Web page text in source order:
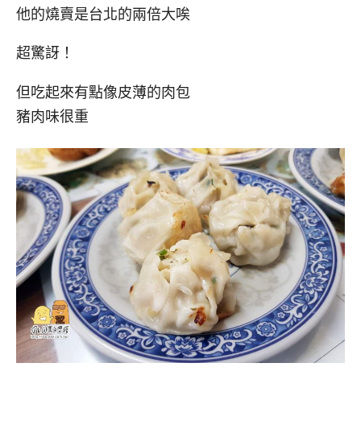
他的燒賣是台北的兩倍大唉
超驚訝！
但吃起來有點像皮薄的肉包
豬肉味很重